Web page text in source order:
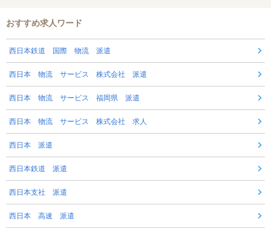
おすすめ求人ワード
西日本鉄道 国際 物流 派遣
西日本 物流 サービス 株式会社 派遣
西日本 物流 サービス 福岡県 派遣
西日本 物流 サービス 株式会社 求人
西日本 派遣
西日本鉄道 派遣
西日本支社 派遣
西日本 高速 派遣